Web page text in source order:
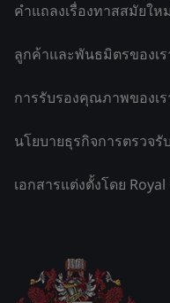
คำแถลงเรื่องทาสสมัยให
ลูกค้าและพันธมิตรของเร
การรับรองคุณภาพของเร
นโยบายธุรกิจการตรวจรั
เอกสารแต่งตั้งโดย